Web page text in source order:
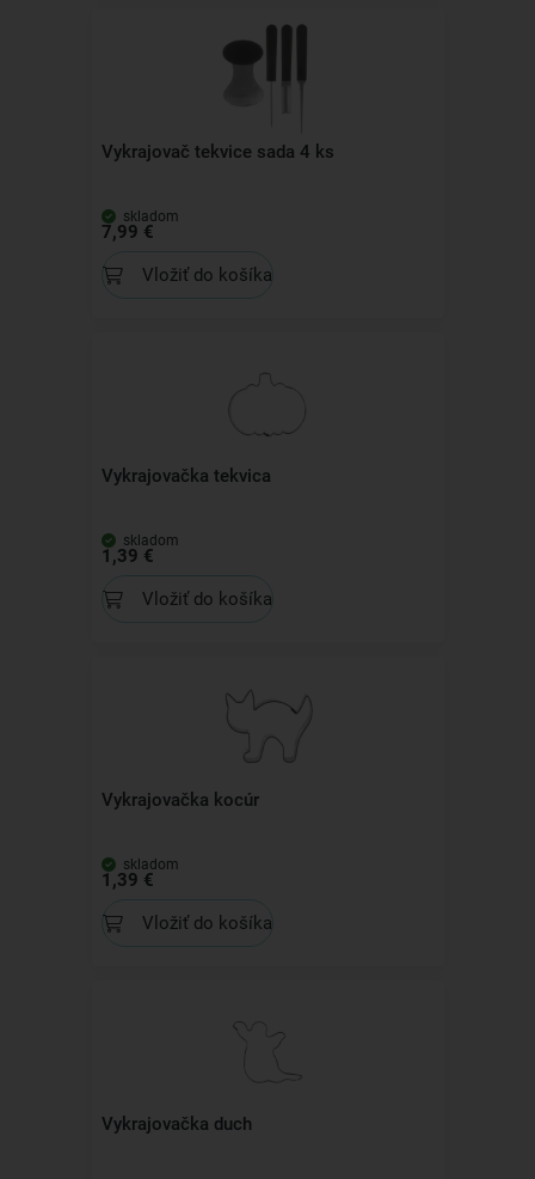
Vykrajovač tekvice sada 4 ks
skladom
7,99 €
Vložiť do košíka
Vykrajovačka tekvica
skladom
1,39 €
Vložiť do košíka
Vykrajovačka kocúr
skladom
1,39 €
Vložiť do košíka
Vykrajovačka duch